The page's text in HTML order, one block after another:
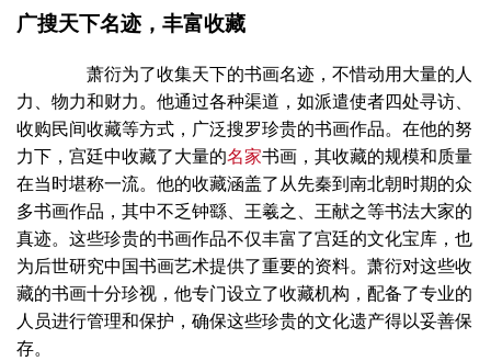
广搜天下名迹，丰富收藏
萧衍为了收集天下的书画名迹，不惜动用大量的人
力、物力和财力。他通过各种渠道，如派遣使者四处寻访、
收购民间收藏等方式，广泛搜罗珍贵的书画作品。在他的努
力下，宫廷中收藏了大量的名家书画，其收藏的规模和质量
在当时堪称一流。他的收藏涵盖了从先秦到南北朝时期的众
多书画作品，其中不乏钟繇、王羲之、王献之等书法大家的
真迹。这些珍贵的书画作品不仅丰富了宫廷的文化宝库，也
为后世研究中国书画艺术提供了重要的资料。萧衍对这些收
藏的书画十分珍视，他专门设立了收藏机构，配备了专业的
人员进行管理和保护，确保这些珍贵的文化遗产得以妥善保
存。